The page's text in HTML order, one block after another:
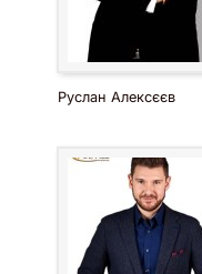
Руслан Алексєєв